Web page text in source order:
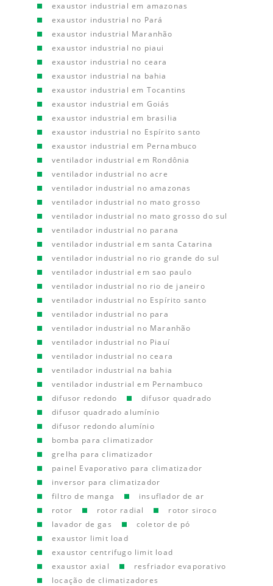
exaustor industrial em amazonas
exaustor industrial no Pará
exaustor industrial Maranhão
exaustor industrial no piaui
exaustor industrial no ceara
exaustor industrial na bahia
exaustor industrial em Tocantins
exaustor industrial em Goiás
exaustor industrial em brasilia
exaustor industrial no Espírito santo
exaustor industrial em Pernambuco
ventilador industrial em Rondônia
ventilador industrial no acre
ventilador industrial no amazonas
ventilador industrial no mato grosso
ventilador industrial no mato grosso do sul
ventilador industrial no parana
ventilador industrial em santa Catarina
ventilador industrial no rio grande do sul
ventilador industrial em sao paulo
ventilador industrial no rio de janeiro
ventilador industrial no Espírito santo
ventilador industrial no para
ventilador industrial no Maranhão
ventilador industrial no Piauí
ventilador industrial no ceara
ventilador industrial na bahia
ventilador industrial em Pernambuco
difusor redondo
difusor quadrado
difusor quadrado alumínio
difusor redondo alumínio
bomba para climatizador
grelha para climatizador
painel Evaporativo para climatizador
inversor para climatizador
filtro de manga
insuflador de ar
rotor
rotor radial
rotor siroco
lavador de gas
coletor de pó
exaustor limit load
exaustor centrifugo limit load
exaustor axial
resfriador evaporativo
locação de climatizadores